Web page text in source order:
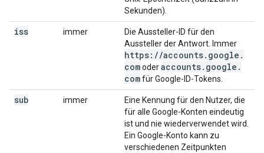
Sekunden).
iss immer
Die Aussteller-ID für den
Aussteller der Antwort. Immer
https: //accounts. google .
comoderaccounts. google .
comfür Google-ID-Tokens.
sub immer
Eine Kennung für den Nutzer, die
für alle Google-Konten eindeutig
ist und nie wiederverwendet wird.
Ein Google-Konto kann zu
verschiedenen Zeitpunkten